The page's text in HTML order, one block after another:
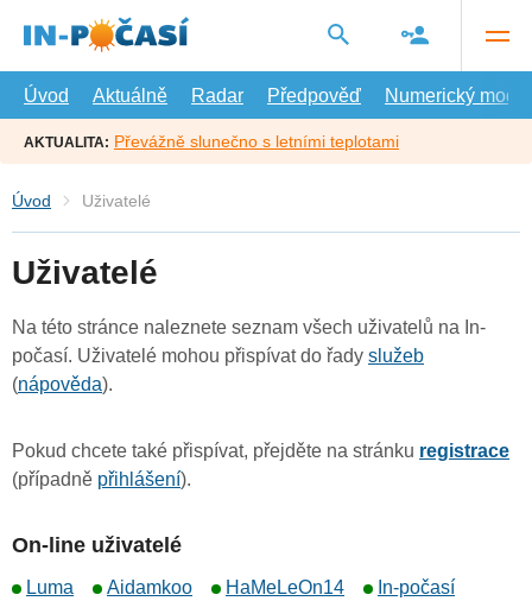
hlavní
Úvod
Aktuálně Radar Předpověď Numerický model
AKTUALITA: Převážně slunečno s letními teplotami
Úvod Uživatelé
Uživatelé
Na této stránce naleznete seznam všech uživatelů na In-
počasí. Uživatelé mohou přispívat do řady služeb
(nápověda).
Pokud chcete také přispívat, přejděte na stránku registrace
(případně přihlášení).
On-line uživatelé
Luma Aidamkoo HaMeLeOn14 In-počasí